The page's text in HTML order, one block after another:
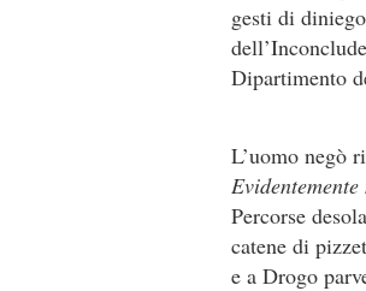
gesti di
Dipartimento
L’uomo negò
Percorse
catene di
e a Drogo